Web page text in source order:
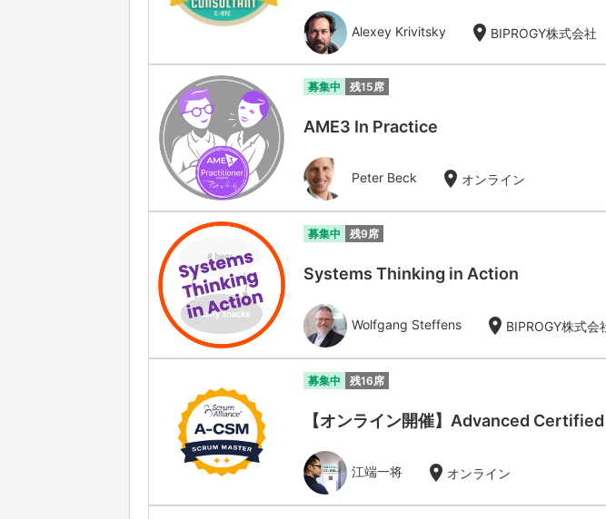
Alexey Krivitsky location_on BIPROGY株式会社
募集中 残15席
AME3 In Practice
Peter Beck location_on オンライン
募集中 残9席
Systems Thinking in Action
Wolfgang Steffens location_on BIPROGY株式会
募集中 残16席
【オンライン開催】Advanced
江端一将 location_on オンライン